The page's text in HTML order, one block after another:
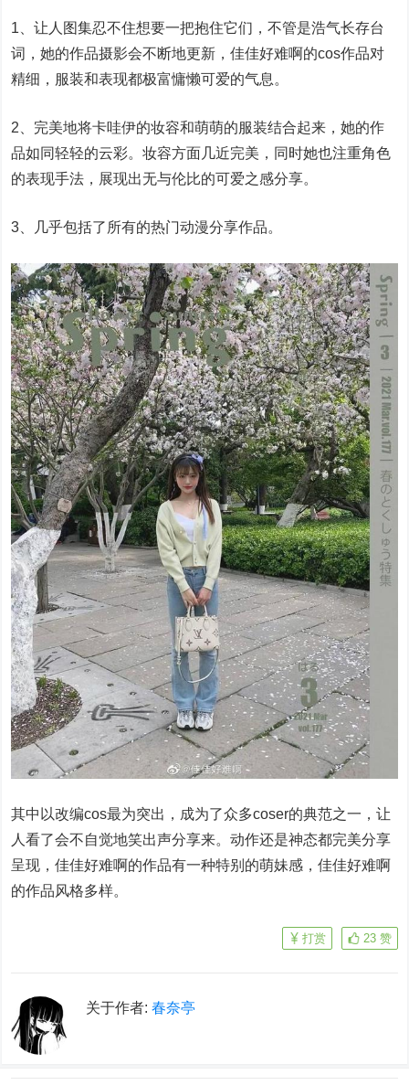
1、让人图集忍不住想要一把抱住它们，不管是浩气长存台
词，她的作品摄影会不断地更新，佳佳好难啊的cos作品对
精细，服装和表现都极富慵懒可爱的气息。
2、完美地将卡哇伊的妆容和萌萌的服装结合起来，她的作
品如同轻轻的云彩。妆容方面几近完美，同时她也注重角色
的表现手法，展现出无与伦比的可爱之感分享。
3、几乎包括了所有的热门动漫分享作品。
其中以改编cos最为突出，成为了众多coser的典范之一，让
人看了会不自觉地笑出声分享来。动作还是神态都完美分享
呈现，佳佳好难啊的作品有一种特别的萌妹感，佳佳好难啊
的作品风格多样。
23 赞
打赏
关于作者:春奈亭